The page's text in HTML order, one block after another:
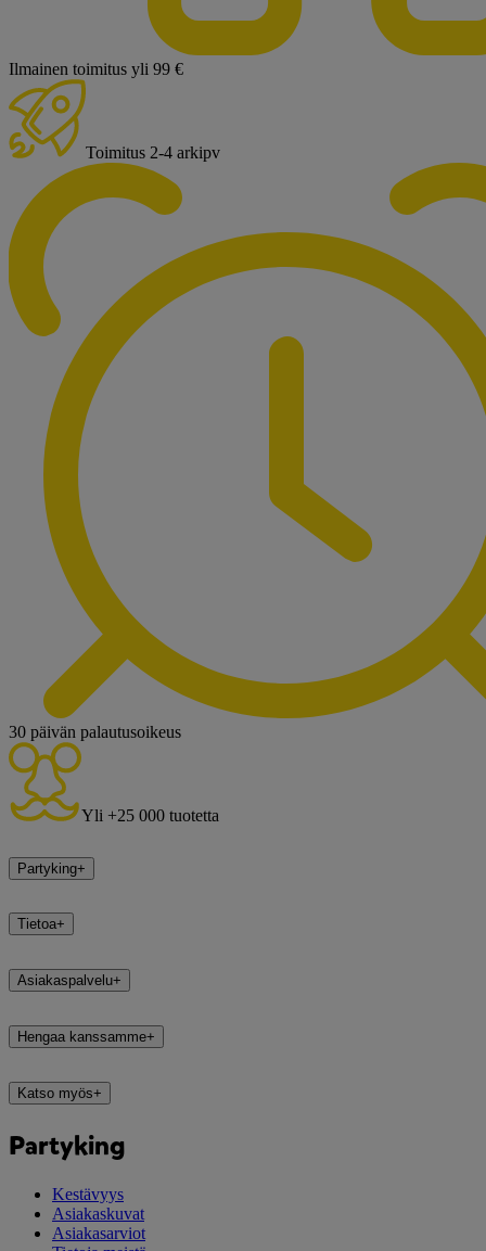
Ilmainen toimitus yli 99 €
Toimitus 2-4 arkipv
30 päivän palautusoikeus
Yli +25 000 tuotetta
Partyking+
Tietoa+
Asiakaspalvelu+
Hengaa kanssamme+
Katso myös+
Partyking
Kestävyys
Asiakaskuvat
Asiakasarviot